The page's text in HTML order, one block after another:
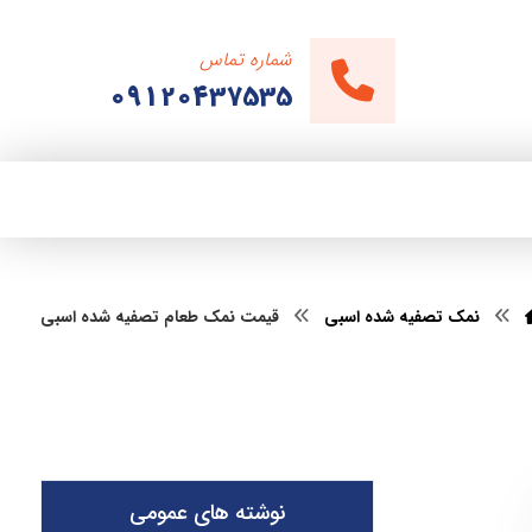
شماره تماس
09120437535
نمک تصفیه شده اسبی قیمت نمک طعام تصفیه شده اسبی
نوشته های عمومی